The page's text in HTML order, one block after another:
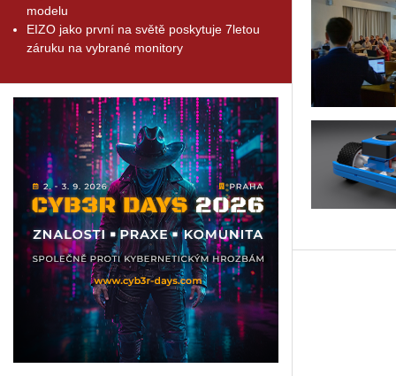
modelu
EIZO jako první na světě poskytuje 7letou
záruku na vybrané monitory